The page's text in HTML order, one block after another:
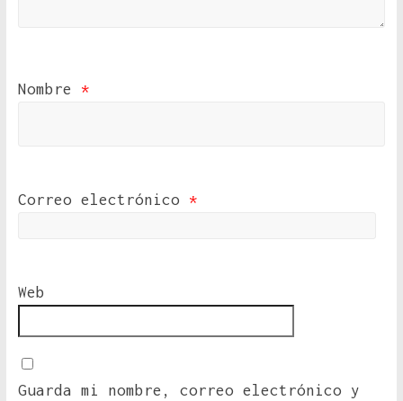
Nombre *
Correo electrónico *
Web
Guarda mi nombre, correo electrónico y